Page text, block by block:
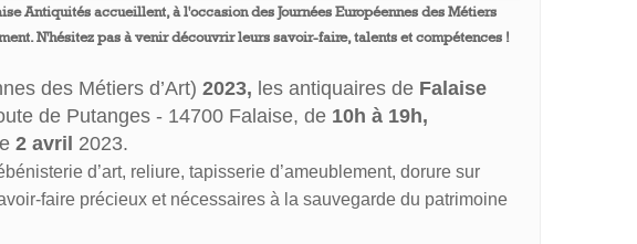
Antiquités accueillent, à l'occasion des Journées Européennes des Métiers
N'hésitez pas à venir découvrir leurs savoir-faire, talents et compétences !
des Métiers d’Art) 2023, les antiquaires de Falaise
de Putanges - 14700 Falaise, de 10h à 19h,
2 avril 2023.
d’art, reliure, tapisserie d’ameublement, dorure sur
faire précieux et nécessaires à la sauvegarde du patrimoine